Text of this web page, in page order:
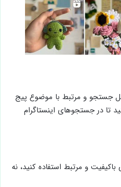
جستجو و مرتبط با موضوع پیج
تا در جستجوهای اینستاگرام
و مرتبط استفاده کنید، نه